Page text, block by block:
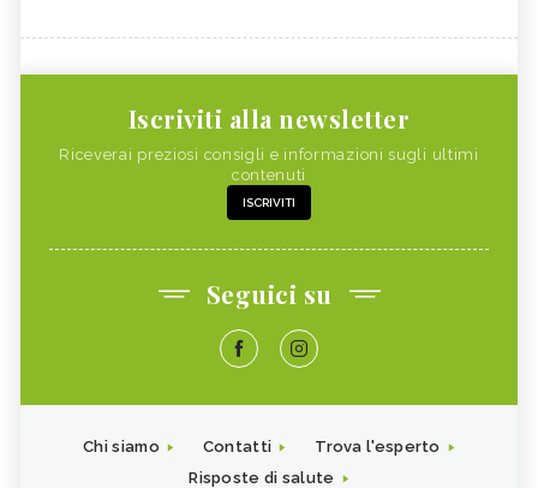
Iscriviti alla newsletter
Riceverai preziosi consigli e informazioni sugli ultimi
contenuti
ISCRIVITI
Seguici su
Chi siamo Contatti
Trova l'esperto
Risposte di salute